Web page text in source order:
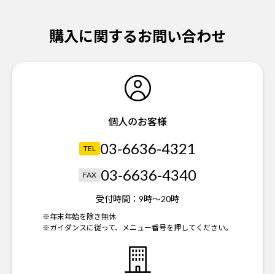
購入に関するお問い合わせ
個人のお客様
TEL 03-6636-4321
FAX 03-6636-4340
受付時間： 9時～20時
※年末年始を除き無休
※ガイダンスに従って、メニュー番号を押してください。